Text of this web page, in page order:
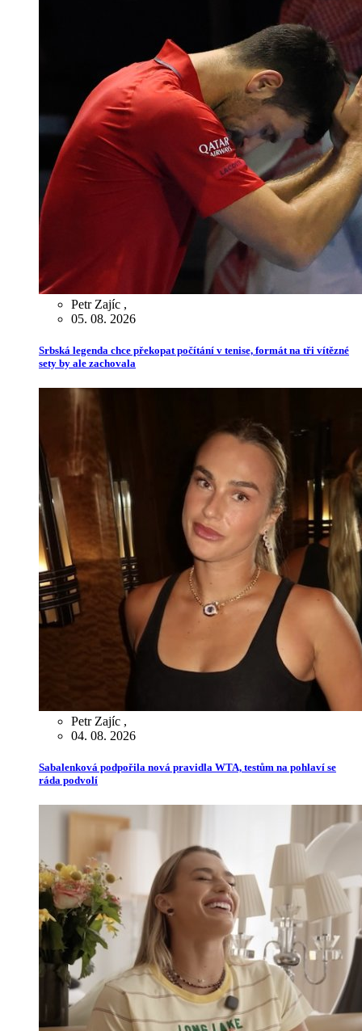
Petr Zajíc ,
05. 08. 2026
Srbská legenda chce překopat počítání v tenise, formát na tři vítězné
sety by ale zachovala
Petr Zajíc ,
04. 08. 2026
Sabalenková podpořila nová pravidla WTA, testům na pohlaví se
ráda podvolí